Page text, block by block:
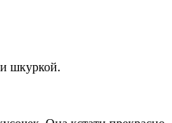
шкуркой.